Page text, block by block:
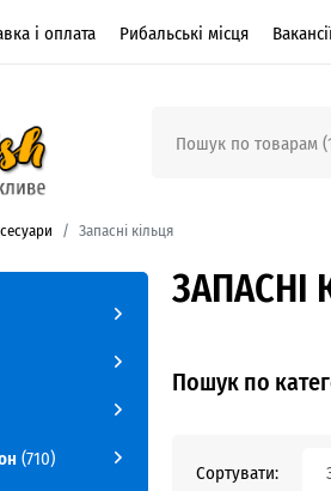
і оплата Рибальські місця
Запасні кільця
ЗАПАСНІ
Пошук по
Сортувати:
(710)